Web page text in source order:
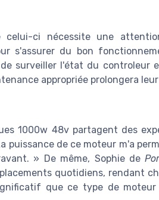
celui-ci nécessite une
s'assurer du bon
surveiller l'état du controleur
appropriée prolongera
1000w 48v partagent des
puissance de ce moteur m'a
» De même, Sophie de
quotidiens, rendant
que ce type de